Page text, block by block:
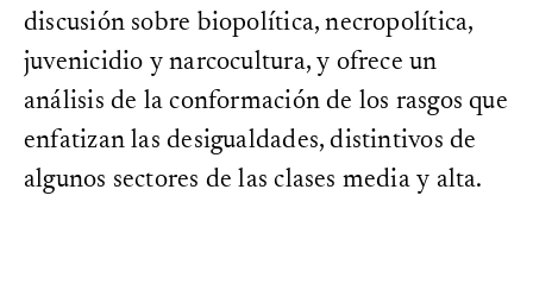
discusión sobre biopolítica, necropolítica,
juvenicidio y narcocultura, y ofrece un
análisis de la conformación de los rasgos que
enfatizan las desigualdades, distintivos de
algunos sectores de las clases media y alta.